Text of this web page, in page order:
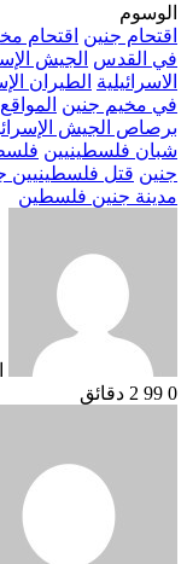
الوسوم
اقتحام جنين اقتحام
في القدس الجيش
الاسرائيلية الطيران
في مخيم جنين
برصاص الجيش
شبان فلسطينيين
جنين قتل فلسطينيين
مدينة جنين فلسطين
0
2 دقائق